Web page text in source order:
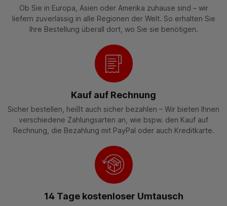
Ob Sie in Europa, Asien oder Amerika zuhause sind – wir
liefern zuverlässig in alle Regionen der Welt. So erhalten Sie
Ihre Bestellung überall dort, wo Sie sie benötigen.
Kauf auf Rechnung
Sicher bestellen, heißt auch sicher bezahlen – Wir bieten Ihnen
verschiedene Zahlungsarten an, wie bspw. den Kauf auf
Rechnung, die Bezahlung mit PayPal oder auch Kreditkarte.
14 Tage kostenloser Umtausch